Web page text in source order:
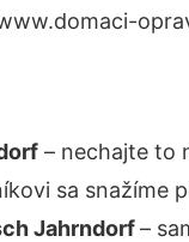
– nechajte to
sa
Jahrndorf–